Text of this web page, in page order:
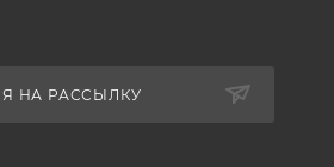
НА РАССЫЛКУ